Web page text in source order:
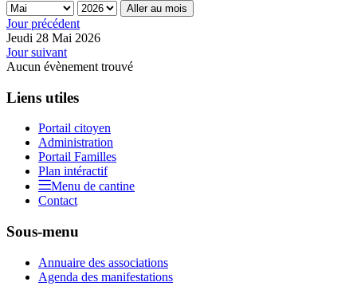
Aller au mois
Jour précédent
Jeudi 28 Mai 2026
Jour suivant
Aucun évènement trouvé
Liens utiles
Portail citoyen
Administration
Portail Familles
Plan intéractif
Menu de cantine
Contact
Sous-menu
Annuaire des associations
Agenda des manifestations